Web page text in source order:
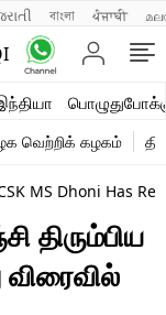
বাংলা ਪੰਜਾਬੀ
வெற்றிக் கழகம்
MS Dhoni Has
திரும்பிய